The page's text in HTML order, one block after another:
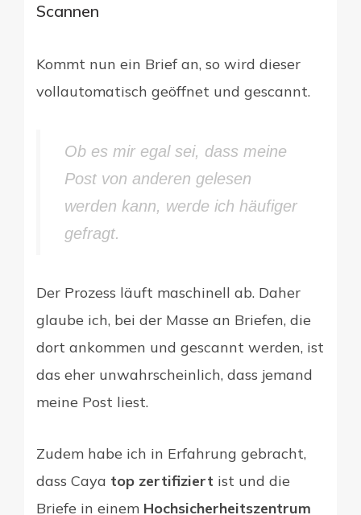
Scannen
Kommt nun ein Brief an, so wird dieser
vollautomatisch geöffnet und gescannt.
Ob es mir egal sei, dass meine
Post von anderen gelesen
werden kann, werde ich häufiger
gefragt.
Der Prozess läuft maschinell ab. Daher
glaube ich, bei der Masse an Briefen, die
dort ankommen und gescannt werden, ist
das eher unwahrscheinlich, dass jemand
meine Post liest.
Zudem habe ich in Erfahrung gebracht,
dass Caya top zertifiziert ist und die
Briefe in einem Hochsicherheitszentrum